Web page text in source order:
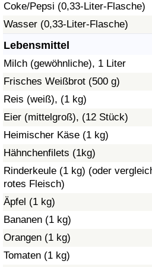
Coke/Pepsi (0,33-Liter-Flasche)
Wasser (0,33-Liter-Flasche)
Lebensmittel
Milch (gewöhnliche), 1 Liter
Frisches Weißbrot (500 g)
Reis (weiß), (1 kg)
Eier (mittelgroß), (12 Stück)
Heimischer Käse (1 kg)
Hähnchenfilets (1kg)
Rinderkeule (1 kg) (oder
rotes Fleisch)
Äpfel (1 kg)
Bananen (1 kg)
Orangen (1 kg)
Tomaten (1 kg)
Kriminalitätsindex nach Land
Gesundheitsversorgung
Gesundheitsversorgungs-Index
Gesundheitsversorgungs-Index
Gesundheitsversorgungs-Index
Umweltverschmutzung
Verschmutzungsindex
Umweltverschmutzungs-Index